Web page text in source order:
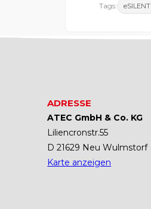
Tags: eSILENT
ADRESSE
ATEC GmbH & Co. KG
Liliencronstr.55
D 21629 Neu Wulmstorf
Karte anzeigen